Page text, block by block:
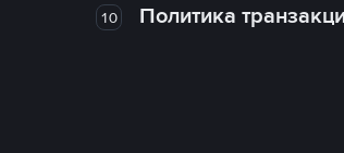
10 Политика